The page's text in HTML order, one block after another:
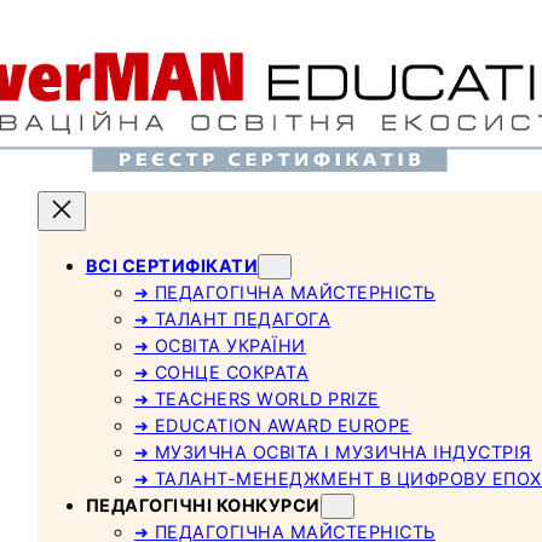
ВСІ СЕРТИФІКАТИ
➜ ПЕДАГОГІЧНА МАЙСТЕРНІСТЬ
➜ ТАЛАНТ ПЕДАГОГА
➜ ОСВІТА УКРАЇНИ
➜ СОНЦЕ СОКРАТА
➜ TEACHERS WORLD PRIZE
➜ EDUCATION AWARD EUROPE
➜ МУЗИЧНА ОСВІТА І МУЗИЧНА ІНДУСТРІЯ
➜ ТАЛАНТ-МЕНЕДЖМЕНТ В ЦИФРОВУ
ПЕДАГОГІЧНІ КОНКУРСИ
➜ ПЕДАГОГІЧНА МАЙСТЕРНІСТЬ